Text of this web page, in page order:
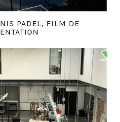
PADEL, FILM DE